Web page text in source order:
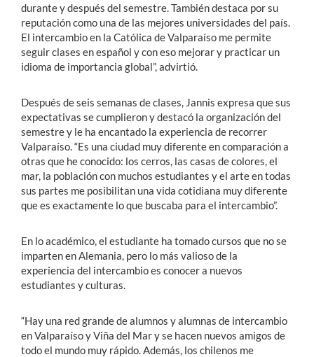
durante y después del semestre. También destaca por su
reputación como una de las mejores universidades del país.
El intercambio en la Católica de Valparaíso me permite
seguir clases en español y con eso mejorar y practicar un
idioma de importancia global”, advirtió.
Después de seis semanas de clases, Jannis expresa que sus
expectativas se cumplieron y destacó la organización del
semestre y le ha encantado la experiencia de recorrer
Valparaíso. “Es una ciudad muy diferente en comparación a
otras que he conocido: los cerros, las casas de colores, el
mar, la población con muchos estudiantes y el arte en todas
sus partes me posibilitan una vida cotidiana muy diferente
que es exactamente lo que buscaba para el intercambio”.
En lo académico, el estudiante ha tomado cursos que no se
imparten en Alemania, pero lo más valioso de la
experiencia del intercambio es conocer a nuevos
estudiantes y culturas.
“Hay una red grande de alumnos y alumnas de intercambio
en Valparaíso y Viña del Mar y se hacen nuevos amigos de
todo el mundo muy rápido. Además, los chilenos me